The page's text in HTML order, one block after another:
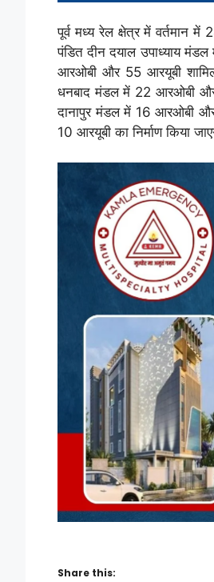
पूर्व मध्य रेल क्षेत्र में
पंडित दीन दयाल उपाध्याय
आरओबी और 55 आरयूबी
धनबाद मंडल में 22 आरओबी
दानापुर मंडल में 16 आरओबी
10 आरयूबी का निर्माण किया
Share this: